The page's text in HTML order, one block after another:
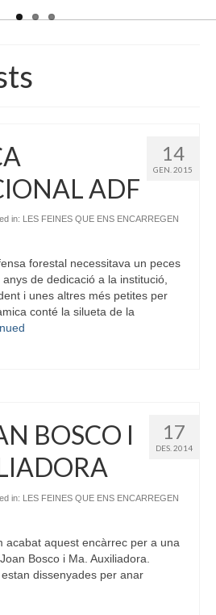
14
GEN. 2015
ADF
in:
LES FEINES QUE ENS ENCARREGEN
forestal necessitava un peces
de dedicació a la institució,
i unes altres més petites per
conté la silueta de la
17
DES. 2014
BOSCO I
in: LES FEINES QUE ENS ENCARREGEN
acabat aquest encàrrec per a una
Bosco i Ma. Auxiliadora.
dissenyades per anar